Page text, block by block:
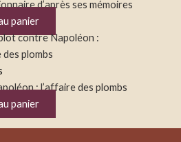
d’après ses mémoires
panier
: l’affaire des plombs
panier